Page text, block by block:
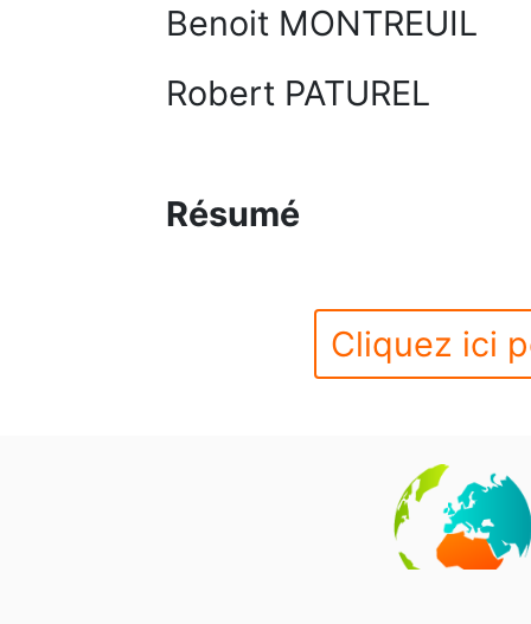
Benoit MONTREUIL
Robert PATUREL
Résumé
Cliquez ici